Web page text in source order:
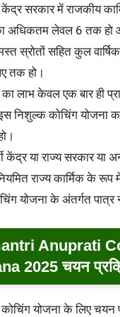
सरकार में राजकीय
अधिकतम लेवल 6 तक
स्रोतों सहित कुल
तक हो।
लाभ केवल एक बार ही प्राप्त
इस निशुल्क कोचिंग योजना
केंद्र या राज्य सरकार या
राज्य कार्मिक के रूप
योजना के अंतर्गत पात्र
Anuprati
2025 चयन
योजना के लिए चयन